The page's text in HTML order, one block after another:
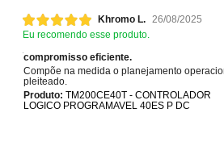
Khromo L. 26/08/2025
Eu recomendo esse produto.
compromisso eficiente.
Compõe na medida o planejamento
pleiteado.
Produto: TM200CE40T - CONTROLADOR
LOGICO PROGRAMAVEL 40ES P DC